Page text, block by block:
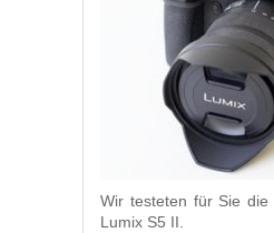
Wir testeten für Sie die
Lumix S5 II.